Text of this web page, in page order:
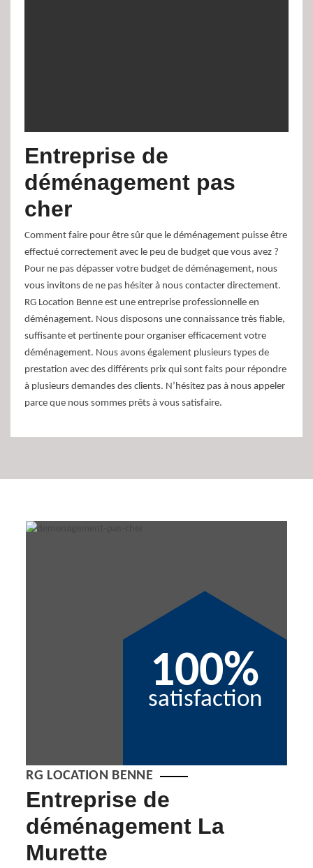
Entreprise de
déménagement pas
cher
Comment faire pour être sûr que le déménagement puisse être
effectué correctement avec le peu de budget que vous avez ?
Pour ne pas dépasser votre budget de déménagement, nous
vous invitons de ne pas hésiter à nous contacter directement.
RG Location Benne est une entreprise professionnelle en
déménagement. Nous disposons une connaissance très fiable,
suffisante et pertinente pour organiser efficacement votre
déménagement. Nous avons également plusieurs types de
prestation avec des différents prix qui sont faits pour répondre
à plusieurs demandes des clients. N’hésitez pas à nous appeler
parce que nous sommes prêts à vous satisfaire.
100%
satisfaction
RG LOCATION BENNE
Entreprise de
déménagement La
Murette